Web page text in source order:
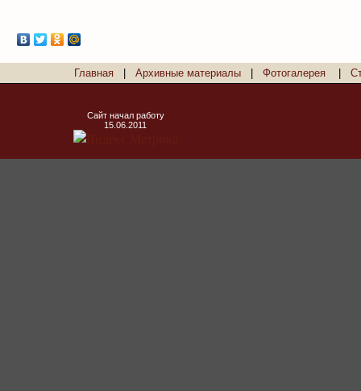
Главная Архивные материалы Фотогалерея
Сайт начал работу
15.06.2011